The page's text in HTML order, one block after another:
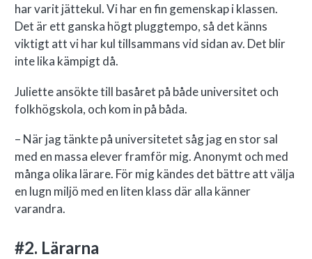
har varit jättekul. Vi har en fin gemenskap i klassen.
Det är ett ganska högt pluggtempo, så det känns
viktigt att vi har kul tillsammans vid sidan av. Det blir
inte lika kämpigt då.
Juliette ansökte till basåret på både universitet och
folkhögskola, och kom in på båda.
– När jag tänkte på universitetet såg jag en stor sal
med en massa elever framför mig. Anonymt och med
många olika lärare. För mig kändes det bättre att välja
en lugn miljö med en liten klass där alla känner
varandra.
#2. Lärarna